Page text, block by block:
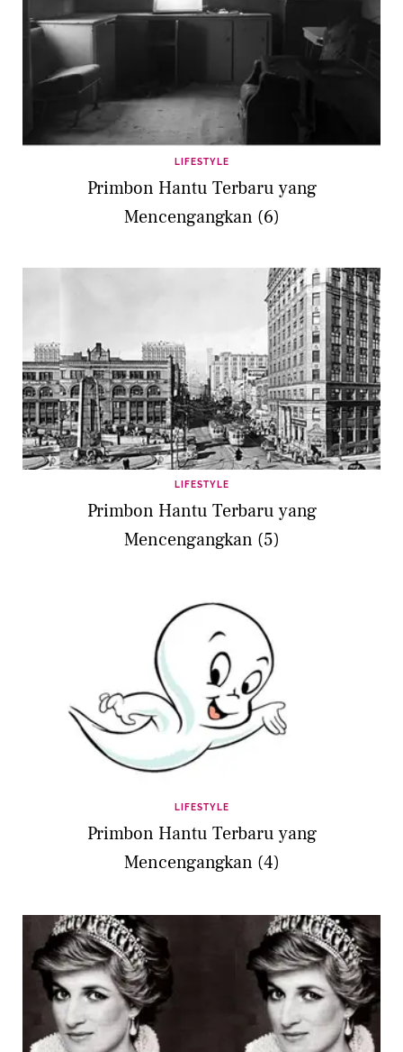
LIFESTYLE
Primbon Hantu Terbaru yang
Mencengangkan (6)
LIFESTYLE
Primbon Hantu Terbaru yang
Mencengangkan (5)
LIFESTYLE
Primbon Hantu Terbaru yang
Mencengangkan (4)